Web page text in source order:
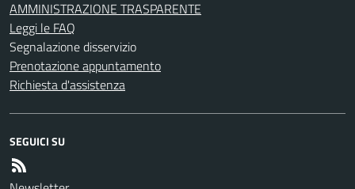
AMMINISTRAZIONE TRASPARENTE
Leggi le FAQ
Segnalazione disservizio
Prenotazione appuntamento
Richiesta d'assistenza
SEGUICI SU